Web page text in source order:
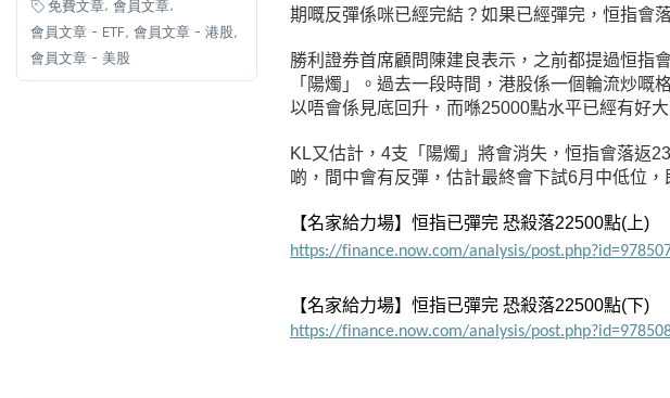
免費文章, 會員文章,
會員文章 - ETF 會員文章 - 港股
會員文章 - 美股
期嘅反彈係咪已經完結？如果已經彈完，恒指會
勝利證券首席顧問陳建良表示，之前都提過恒指
「陽燭」。過去一段時間，港股係一個輪流炒
以唔會係見底回升，而喺25000點水平已經有好大
KL又估計，4支「陽燭」將會消失，恒指會落返
啲，間中會有反彈，估計最終會下試6月中低位，
【名家給力場】恒指已彈完 恐殺落22500點(上)
https://finance.now.com/analysis/
【名家給力場】恒指已彈完 恐殺落22500點(下)
https://finance.now.com/analysis/